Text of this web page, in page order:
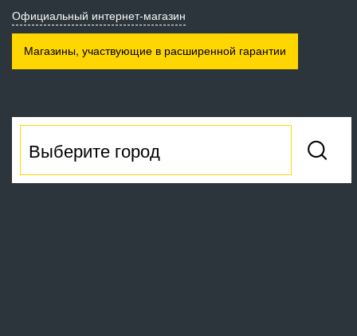
Официальный интернет-магазин
Магазины, участвующие в расширенной гарантии